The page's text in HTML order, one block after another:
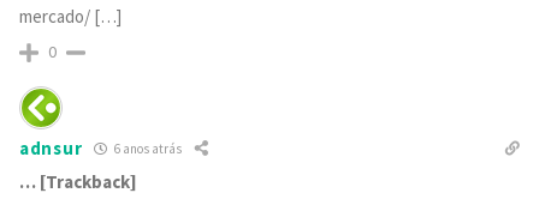
mercado/ […]
0
adnsur 6 anos atrás
… [Trackback]